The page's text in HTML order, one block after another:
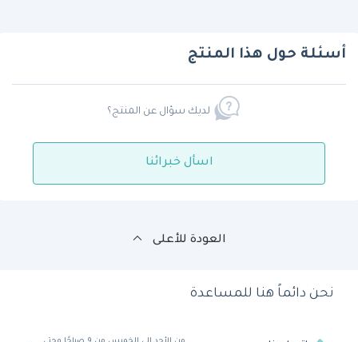
أسئلة حول هذا المنتج
لديك سؤال عن المنتج؟
اسأل خبرائنا
العودة للأعلى
نحن دائماً هنا للمساعدة